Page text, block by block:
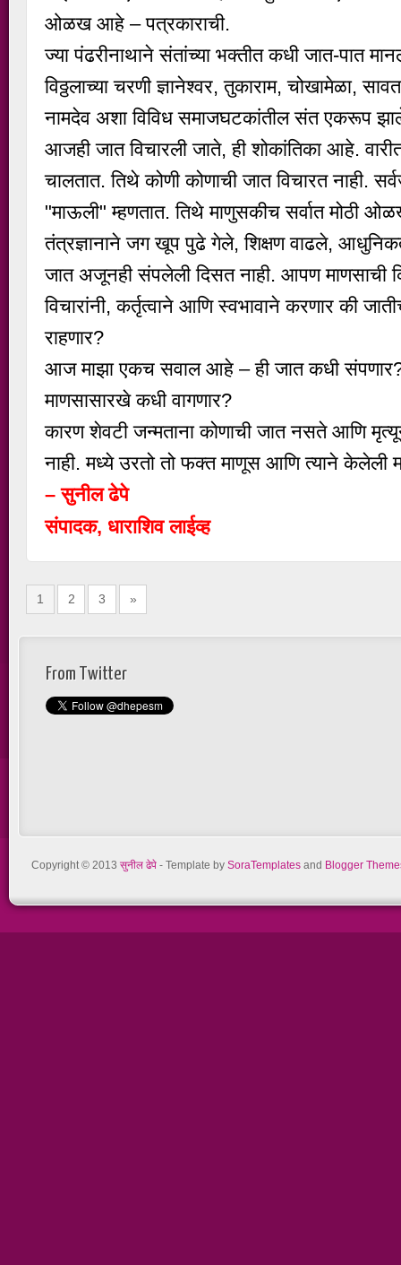
ओळख आहे – पत्रकाराची.
ज्या पंढरीनाथाने संतांच्या भक्तीत कधी जात-पात
विठ्ठलाच्या चरणी ज्ञानेश्वर, तुकाराम, चोखामेळा,
नामदेव अशा विविध समाजघटकांतील संत एकरूप झाले,
आजही जात विचारली जाते, ही शोकांतिका आहे.
चालतात. तिथे कोणी कोणाची जात विचारत नाही.
"माऊली" म्हणतात. तिथे माणुसकीच सर्वात मोठी
तंत्रज्ञानाने जग खूप पुढे गेले, शिक्षण वाढले,
जात अजूनही संपलेली दिसत नाही. आपण माणसाची
विचारांनी, कर्तृत्वाने आणि स्वभावाने करणार की
राहणार?
आज माझा एकच सवाल आहे – ही जात कधी
माणसासारखे कधी वागणार?
कारण शेवटी जन्मताना कोणाची जात नसते आणि
नाही. मध्ये उरतो तो फक्त माणूस आणि त्याने केलेली
– सुनील ढेपे
संपादक, धाराशिव लाईव्ह
1 2 3 »
From Twitter
Copyright © 2013 सुनील ढेपे - Template by SoraTemplates and Blogger